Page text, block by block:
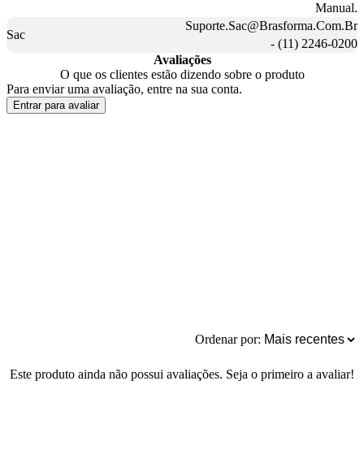
Manual.
Sac
Suporte.Sac@Brasforma.Com.Br
- (11) 2246-0200
Avaliações
O que os clientes estão dizendo sobre o produto
Para enviar uma avaliação, entre na sua conta.
Entrar para avaliar
Ordenar por:
Este produto ainda não possui avaliações. Seja o primeiro a avaliar!